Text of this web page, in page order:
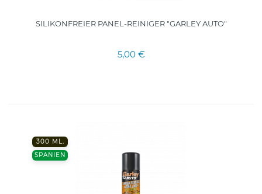
SILIKONFREIER PANEL-REINIGER "GARLEY AUTO"
5,00 €
300 ML.
SPANIEN